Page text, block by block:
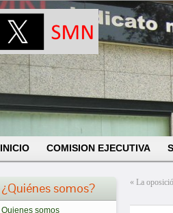
INICIO COMISION EJECUTIVA
¿Quiénes somos?
Quienes somos
« La